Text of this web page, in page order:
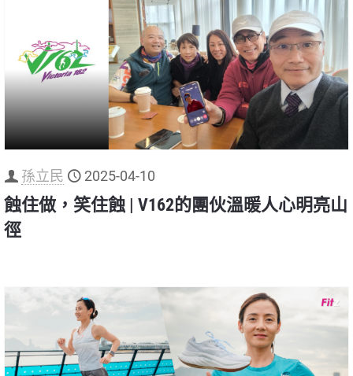
孫立民 2025-04-10
蝕住做，笑住蝕 | V162的團伙溫暖人心明亮山
徑